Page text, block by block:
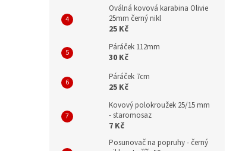
Oválná kovová karabina Olivie
25mm černý nikl
25 Kč
Páráček 112mm
30 Kč
Páráček 7cm
25 Kč
Kovový polokroužek 25/15 mm
- staromosaz
7 Kč
Posunovač na popruhy - černý